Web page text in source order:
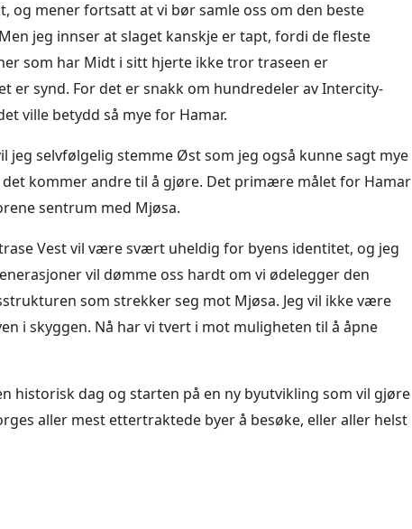
og mener fortsatt at vi bør samle oss om den beste
jeg innser at slaget kanskje er tapt, fordi de fleste
som har Midt i sitt hjerte ikke tror traseen er
er synd. For det er snakk om hundredeler av Intercity-
ville betydd så mye for Hamar.
jeg selvfølgelig stemme Øst som jeg også kunne sagt mye
kommer andre til å gjøre. Det primære målet for Hamar
sentrum med Mjøsa.
Vest vil være svært uheldig for byens identitet, og jeg
vil dømme oss hardt om vi ødelegger den
som strekker seg mot Mjøsa. Jeg vil ikke være
i skyggen. Nå har vi tvert i mot muligheten til å åpne
historisk dag og starten på en ny byutvikling som vil gjøre
aller mest ettertraktede byer å besøke, eller aller helst